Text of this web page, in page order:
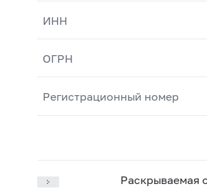
ИНН
ОГРН
Регистрационный номер
Раскрываемая